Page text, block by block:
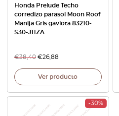
Honda Prelude Techo
corredizo parasol Moon Roof
Manija Gris gaviota 83210-
S30-J11ZA
€38,40 €26,88
Ver producto
-30%